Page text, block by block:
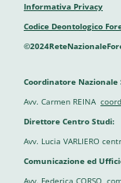
Informativa Privacy
Codice Deontologico
Coordinatore
Avv. Carmen REINA
Direttore Centro Studi:
Avv. Lucia VARLIERO
Comunicazione ed